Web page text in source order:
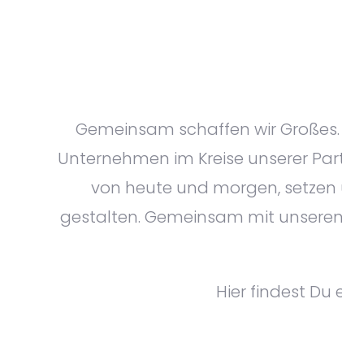
Gemeinsam schaffen wir
Unternehmen im Kreise unserer
von heute und morgen, setzen
gestalten. Gemeinsam mit
Hier findest Du